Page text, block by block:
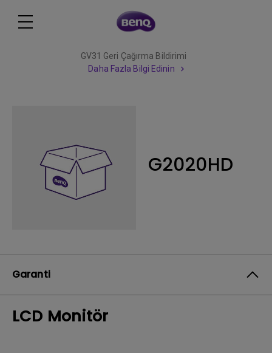
GV31 Geri Çağırma Bildirimi
Daha Fazla Bilgi Edinin
G2020HD
Garanti
LCD Monitör